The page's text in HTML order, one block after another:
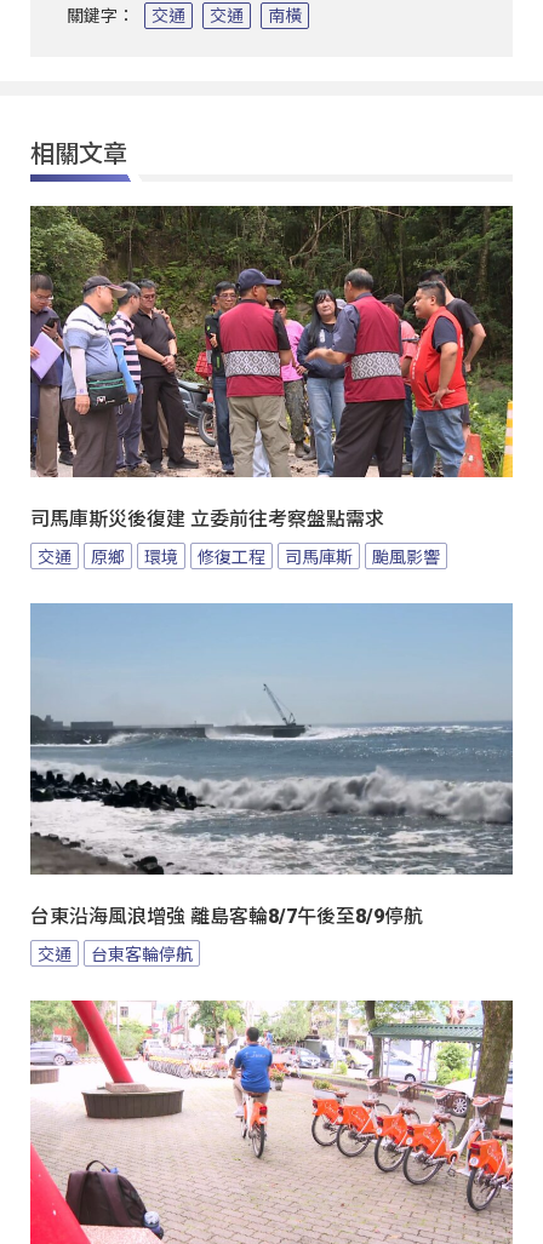
關鍵字： 交通 交通 南橫
相關文章
司馬庫斯災後復建 立委前往考察盤點需求
交通 原鄉 環境 修復工程 司馬庫斯 颱風影響
台東沿海風浪增強 離島客輪8/7午後至8/9停航
交通 台東客輪停航